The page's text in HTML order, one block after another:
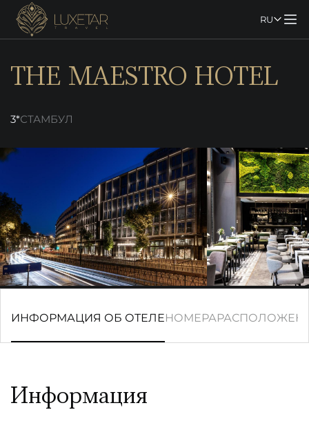
RU
THE MAESTRO HOTEL
3*СТАМБУЛ
ИНФОРМАЦИЯ ОБ ОТЕЛЕНОМЕРА
Информация